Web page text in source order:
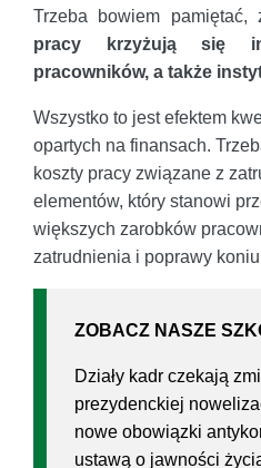
Trzeba bowiem
pracy krzyżują się
pracowników, a także
Wszystko to jest efektem
opartych na finansach.
koszty pracy związane z
elementów, który stanowi
większych zarobków
zatrudnienia i poprawy
ZOBACZ NASZE
Działy kadr czekają
prezydenckiej
nowe obowiązki
ustawą o jawności